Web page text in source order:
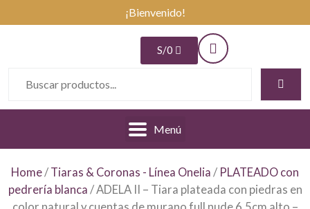
¡Bienvenido!
S/0
Menú
Home/ Tiaras & Coronas - Línea Onelia / PLATEADO con
pedrería blanca / ADELA II – Tiara plateada con piedras en